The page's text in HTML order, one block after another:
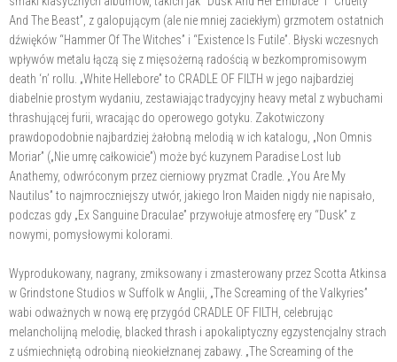
And The Beast”, z galopującym (ale nie mniej zaciekłym) grzmotem ostatnich
dźwięków “Hammer Of The Witches” i “Existence Is Futile”. Błyski wczesnych
wpływów metalu łączą się z mięsożerną radością w bezkompromisowym
death ‘n’ rollu. „White Hellebore” to CRADLE OF FILTH w jego najbardziej
diabelnie prostym wydaniu, zestawiając tradycyjny heavy metal z wybuchami
thrashującej furii, wracając do operowego gotyku. Zakotwiczony
prawdopodobnie najbardziej żałobną melodią w ich katalogu, „Non Omnis
Moriar” („Nie umrę całkowicie”) może być kuzynem Paradise Lost lub
Anathemy, odwróconym przez cierniowy pryzmat Cradle. „You Are My
Nautilus” to najmroczniejszy utwór, jakiego Iron Maiden nigdy nie napisało,
podczas gdy „Ex Sanguine Draculae” przywołuje atmosferę ery “Dusk” z
nowymi, pomysłowymi kolorami.
Wyprodukowany, nagrany, zmiksowany i zmasterowany przez Scotta Atkinsa
w Grindstone Studios w Suffolk w Anglii, „The Screaming of the Valkyries”
wabi odważnych w nową erę przygód CRADLE OF FILTH, celebrując
melancholijną melodię, blacked thrash i apokaliptyczny egzystencjalny strach
z uśmiechniętą odrobiną nieokiełznanej zabawy. „The Screaming of the